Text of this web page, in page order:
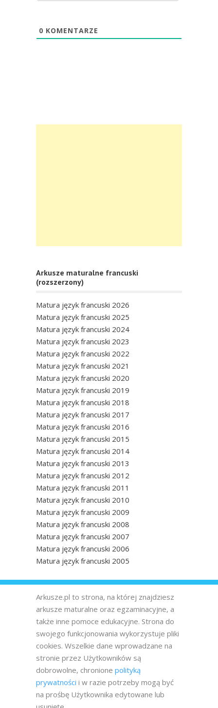
0 KOMENTARZE
Arkusze maturalne francuski
(rozszerzony)
Matura język francuski 2026
Matura język francuski 2025
Matura język francuski 2024
Matura język francuski 2023
Matura język francuski 2022
Matura język francuski 2021
Matura język francuski 2020
Matura język francuski 2019
Matura język francuski 2018
Matura język francuski 2017
Matura język francuski 2016
Matura język francuski 2015
Matura język francuski 2014
Matura język francuski 2013
Matura język francuski 2012
Matura język francuski 2011
Matura język francuski 2010
Matura język francuski 2009
Matura język francuski 2008
Matura język francuski 2007
Matura język francuski 2006
Matura język francuski 2005
Arkusze.pl to strona, na której znajdziesz
arkusze maturalne oraz egzaminacyjne, a
także inne pomoce edukacyjne. Strona do
swojego funkcjonowania wykorzystuje pliki
cookies. Wszelkie dane wprowadzane na
stronie przez Użytkowników są
dobrowolne, chronione polityką
prywatności i w razie potrzeby mogą być
na prośbę Użytkownika edytowane lub